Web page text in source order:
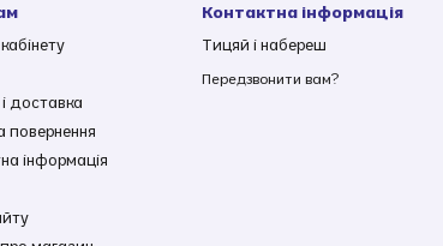
доставка
повернення
інформація
Контактна інформація
Тицяй і набереш
Передзвонити вам?